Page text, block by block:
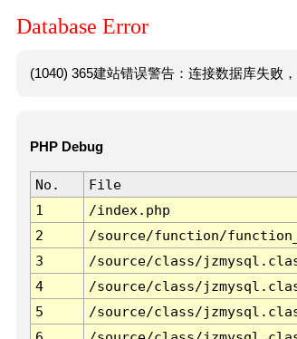
Database Error
(1040) 365建站错误警告：连接数据库失败
PHP Debug
No. File
1
/index.php
2
/source/function/
3
/source/class/
4
/source/class/
5
/source/class/